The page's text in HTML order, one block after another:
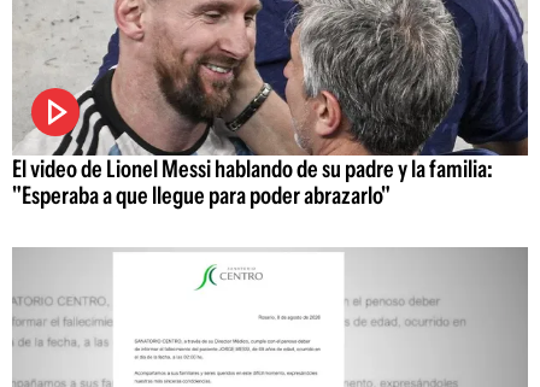
El video de Lionel Messi hablando de su padre y la familia:
"Esperaba a que llegue para poder abrazarlo"